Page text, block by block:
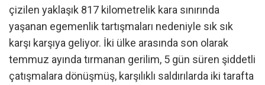
çizilen yaklaşık 817 kilometrelik kara sınırında
yaşanan egemenlik tartışmaları nedeniyle sık sık
karşı karşıya geliyor. İki ülke arasında son olarak
temmuz ayında tırmanan gerilim, 5 gün süren şiddetli
çatışmalara dönüşmüş, karşılıklı saldırılarda iki tarafta